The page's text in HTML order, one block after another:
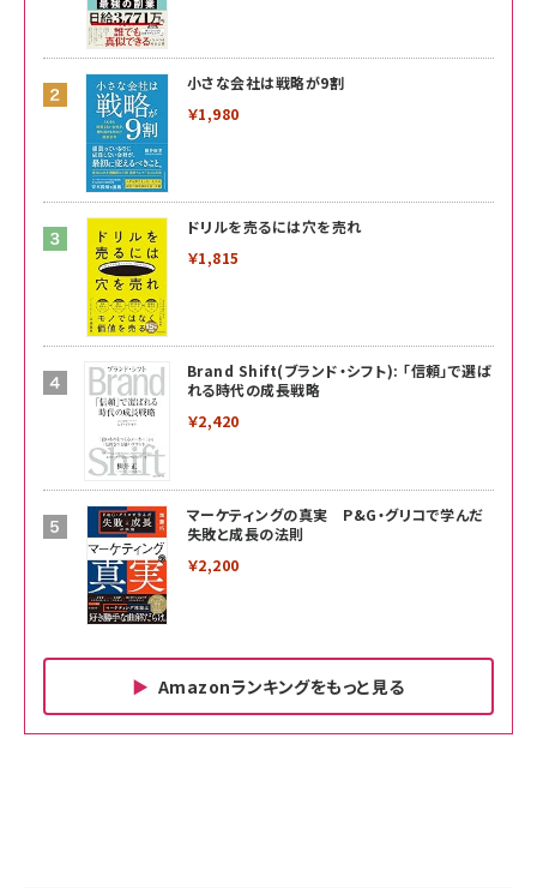
小さな会社は戦略が9割
￥1,980
ドリルを売るには穴を売れ
￥1,815
Brand Shift(ブランド・シフト): 「信頼」で選ば
れる時代の成長戦略
￥2,420
マーケティングの真実 P&G・グリコで学んだ
失敗と成長の法則
￥2,200
Amazonランキングをもっと見る